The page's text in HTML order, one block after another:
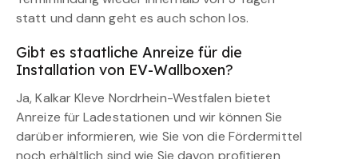
statt und dann geht es auch schon los.
Gibt es staatliche Anreize für die
Installation von EV-Wallboxen?
Ja, Kalkar Kleve Nordrhein-Westfalen bietet
Anreize für Ladestationen und wir können Sie
darüber informieren, wie Sie von die Fördermittel
noch erhältlich sind wie Sie davon profitieren